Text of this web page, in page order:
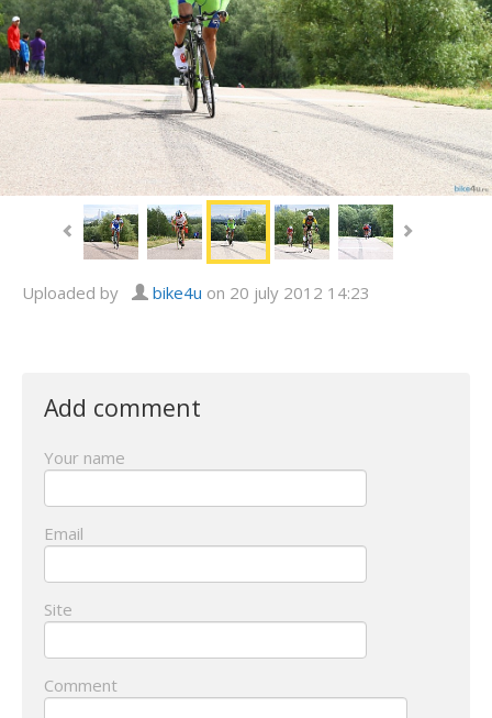
Uploaded by bike4u on 20 july 2012 14:23
Add comment
Your name
Email
Site
Comment